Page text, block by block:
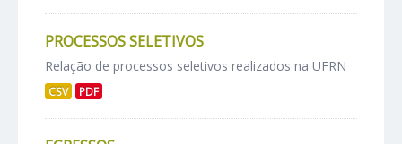
PROCESSOS SELETIVOS
Relação de processos seletivos realizados na UFRN
CSV PDF